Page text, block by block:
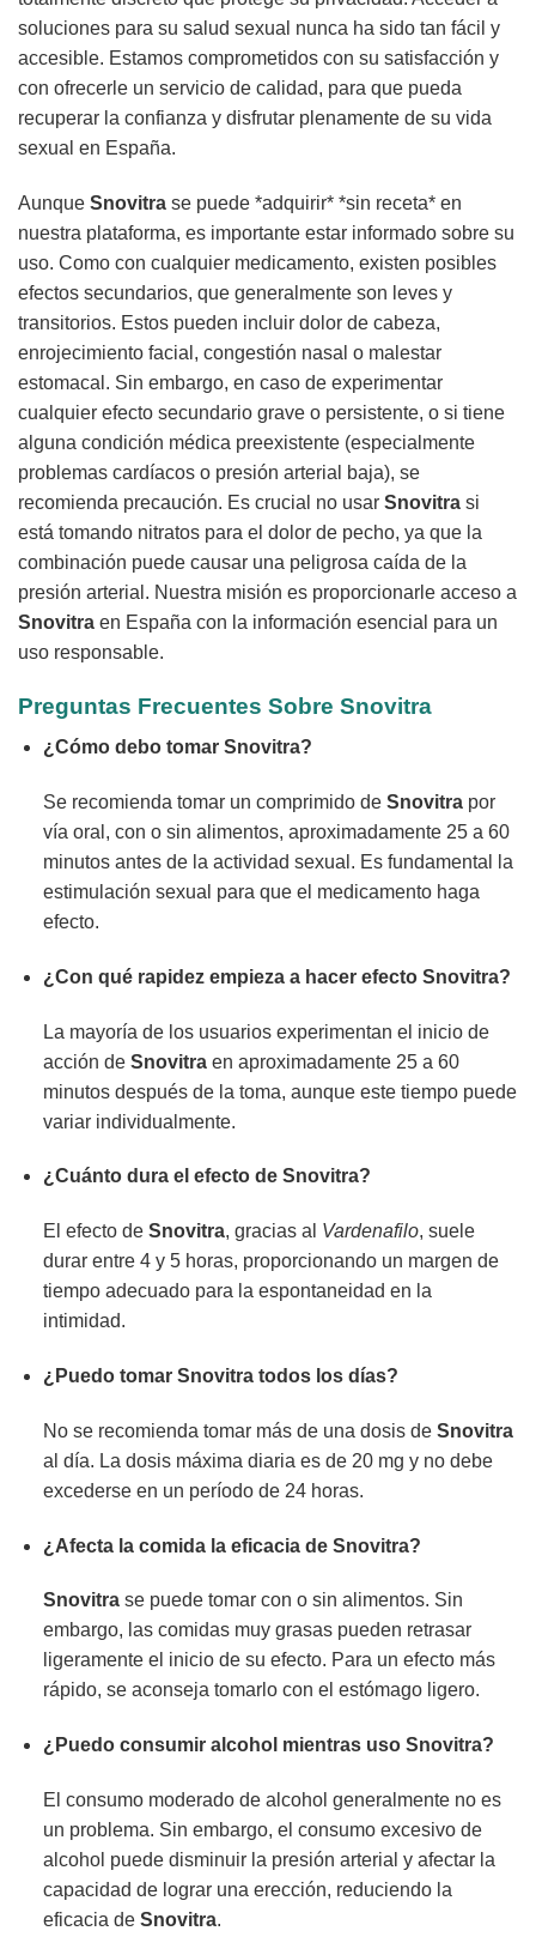
soluciones para su salud sexual nunca ha sido tan fácil y
accesible. Estamos comprometidos con su satisfacción y
con ofrecerle un servicio de calidad, para que pueda
recuperar la confianza y disfrutar plenamente de su vida
sexual en España.
Aunque Snovitra se puede *adquirir* *sin receta* en
nuestra plataforma, es importante estar informado sobre su
uso. Como con cualquier medicamento, existen posibles
efectos secundarios, que generalmente son leves y
transitorios. Estos pueden incluir dolor de cabeza,
enrojecimiento facial, congestión nasal o malestar
estomacal. Sin embargo, en caso de experimentar
cualquier efecto secundario grave o persistente, o si tiene
alguna condición médica preexistente (especialmente
problemas cardíacos o presión arterial baja), se
recomienda precaución. Es crucial no usar Snovitra si
está tomando nitratos para el dolor de pecho, ya que la
combinación puede causar una peligrosa caída de la
presión arterial. Nuestra misión es proporcionarle acceso a
Snovitra en España con la información esencial para un
uso responsable.
Preguntas Frecuentes Sobre Snovitra
¿Cómo debo tomar Snovitra?
Se recomienda tomar un comprimido de Snovitrapor
vía oral, con o sin alimentos, aproximadamente 25 a 60
minutos antes de la actividad sexual. Es fundamental la
estimulación sexual para que el medicamento haga
efecto.
¿Con qué rapidez empieza a hacer efecto Snovitra?
La mayoría de los usuarios experimentan el inicio de
acción de Snovitraen aproximadamente 25 a 60
minutos después de la toma, aunque este tiempo puede
variar individualmente.
¿Cuánto dura el efecto de Snovitra?
El efecto de Snovitra, gracias al Vardenafilo, suele
durar entre 4 y 5 horas, proporcionando un margen de
tiempo adecuado para la espontaneidad en la
intimidad.
¿Puedo tomar Snovitratodos los días?
No se recomienda tomar más de una dosis de Snovitra
al día. La dosis máxima diaria es de 20 mg y no debe
excederse en un período de 24 horas.
¿Afecta la comida la eficacia de Snovitra?
Snovitrase puede tomar con o sin alimentos. Sin
embargo, las comidas muy grasas pueden retrasar
ligeramente el inicio de su efecto. Para un efecto más
rápido, se aconseja tomarlo con el estómago ligero.
¿Puedo consumir alcohol mientras uso Snovitra?
El consumo moderado de alcohol generalmente no es
un problema. Sin embargo, el consumo excesivo de
alcohol puede disminuir la presión arterial y afectar la
capacidad de lograr una erección, reduciendo la
eficacia de Snovitra.